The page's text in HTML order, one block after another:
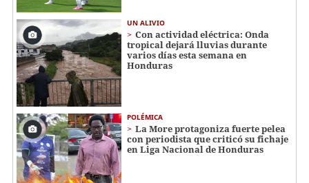
UN ALIVIO
Con actividad eléctrica: Onda
tropical dejará lluvias durante
varios días esta semana en
Honduras
POLÉMICA
La More protagoniza fuerte pelea
con periodista que criticó su fichaje
en Liga Nacional de Honduras